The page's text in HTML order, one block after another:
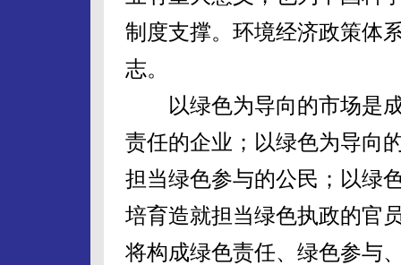
制度支撑。环境经济政策体
志。
以绿色为导向的市场是成
责任的企业；以绿色为导向
担当绿色参与的公民；以绿
培育造就担当绿色执政的官
将构成绿色责任、绿色参与